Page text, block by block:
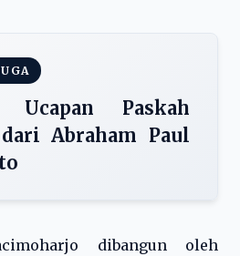
Ucapan Paskah
Abraham Paul
dibangun oleh